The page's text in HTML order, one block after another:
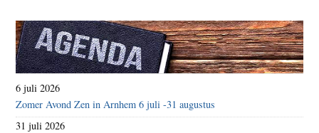
6 juli 2026
Zomer Avond Zen in Arnhem 6 juli -31 augustus
31 juli 2026